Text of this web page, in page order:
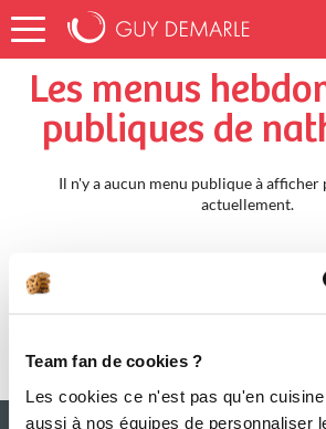
Team fan de cookies ?
Les cookies ce n'est pas qu'en
aussi à nos équipes de personnaliser
Accueil nathaliel33 Menus
Les menus
publiques de
Il n'y a aucun menu publique à
actuellement.